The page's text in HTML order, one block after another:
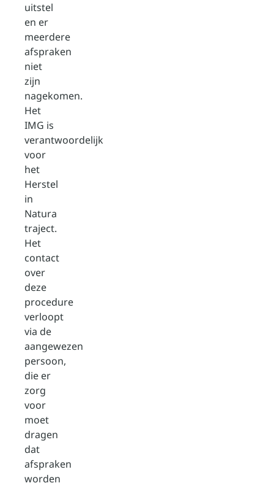
uitstel
en er
meerdere
afspraken
niet
zijn
nagekomen.
Het
IMG is
verantwoordelijk
voor
het
Herstel
in
Natura
traject.
Het
contact
over
deze
procedure
verloopt
via de
aangewezen
persoon,
die er
zorg
voor
moet
dragen
dat
afspraken
worden